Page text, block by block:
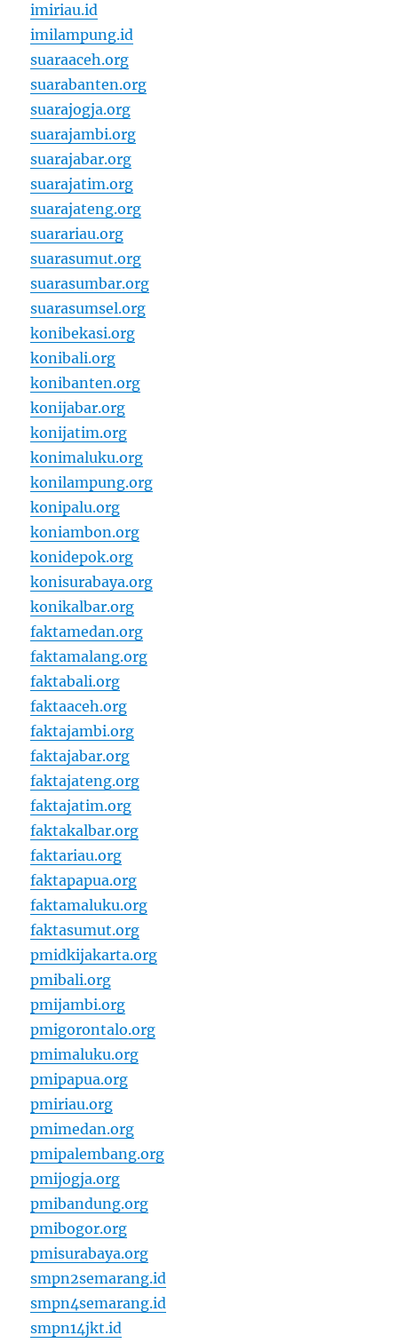
imiriau.id
imilampung.id
suaraaceh.org
suarabanten.org
suarajogja.org
suarajambi.org
suarajabar.org
suarajatim.org
suarajateng.org
suarariau.org
suarasumut.org
suarasumbar.org
suarasumsel.org
konibekasi.org
konibali.org
konibanten.org
konijabar.org
konijatim.org
konimaluku.org
konilampung.org
konipalu.org
koniambon.org
konidepok.org
konisurabaya.org
konikalbar.org
faktamedan.org
faktamalang.org
faktabali.org
faktaaceh.org
faktajambi.org
faktajabar.org
faktajateng.org
faktajatim.org
faktakalbar.org
faktariau.org
faktapapua.org
faktamaluku.org
faktasumut.org
pmidkijakarta.org
pmibali.org
pmijambi.org
pmigorontalo.org
pmimaluku.org
pmipapua.org
pmiriau.org
pmimedan.org
pmipalembang.org
pmijogja.org
pmibandung.org
pmibogor.org
pmisurabaya.org
smpn2semarang.id
smpn4semarang.id
smpn14jkt.id